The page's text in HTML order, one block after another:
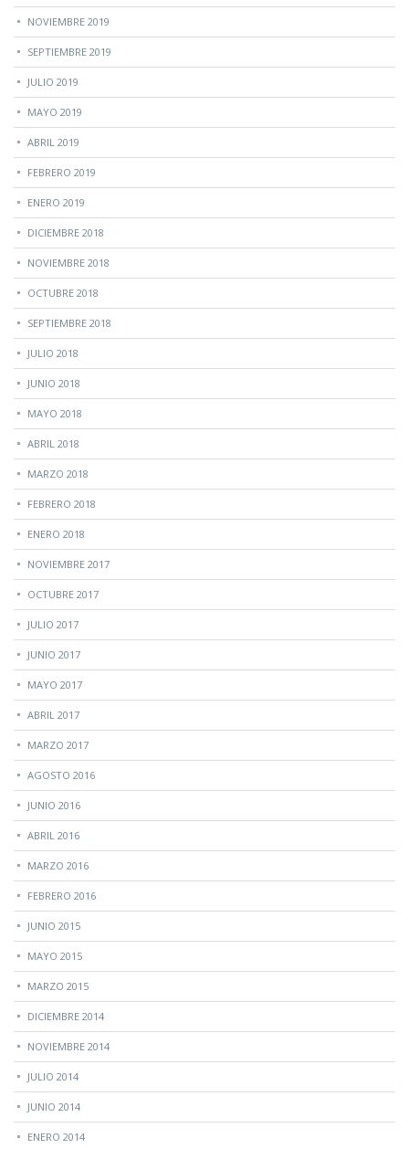
NOVIEMBRE 2019
SEPTIEMBRE 2019
JULIO 2019
MAYO 2019
ABRIL 2019
FEBRERO 2019
ENERO 2019
DICIEMBRE 2018
NOVIEMBRE 2018
OCTUBRE 2018
SEPTIEMBRE 2018
JULIO 2018
JUNIO 2018
MAYO 2018
ABRIL 2018
MARZO 2018
FEBRERO 2018
ENERO 2018
NOVIEMBRE 2017
OCTUBRE 2017
JULIO 2017
JUNIO 2017
MAYO 2017
ABRIL 2017
MARZO 2017
AGOSTO 2016
JUNIO 2016
ABRIL 2016
MARZO 2016
FEBRERO 2016
JUNIO 2015
MAYO 2015
MARZO 2015
DICIEMBRE 2014
NOVIEMBRE 2014
JULIO 2014
JUNIO 2014
ENERO 2014